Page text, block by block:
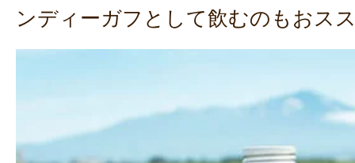
ンディーガフとして飲むのもおス